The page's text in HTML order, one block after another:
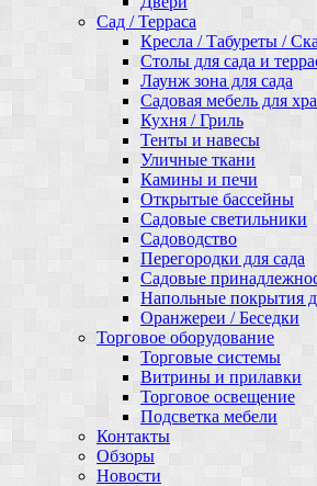
Сад / Терраса
Кресла / Табуреты /
Столы для сада и
Лаунж зона для сада
Садовая мебель для
Кухня / Гриль
Тенты и навесы
Уличные ткани
Камины и печи
Открытые бассейны
Садовые светильники
Садоводство
Перегородки для сада
Садовые
Напольные покрытия
Оранжереи / Беседки
Торговое оборудование
Торговые системы
Витрины и прилавки
Торговое освещение
Подсветка мебели
Контакты
Обзоры
Новости